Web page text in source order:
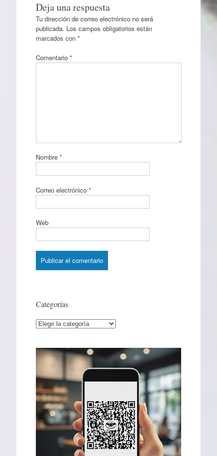
Deja una respuesta
Tu dirección de correo electrónico no será
publicada. Los campos obligatorios están
marcados con *
Comentario *
Nombre *
Correo electrónico *
Web
Categorías
Categorías